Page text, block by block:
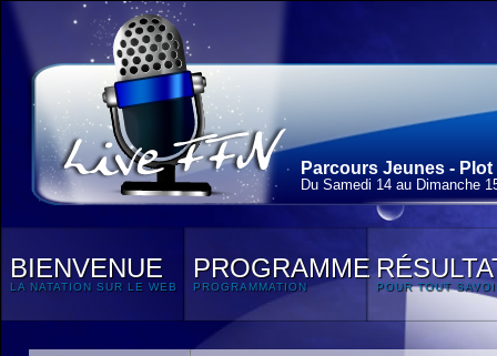
Parcours Jeunes - Plot
Du Samedi 14 au Dimanche
BIENVENUE
LA NATATION SUR LE WEB
PROGRAMME
PROGRAMMATION POUR TOUT